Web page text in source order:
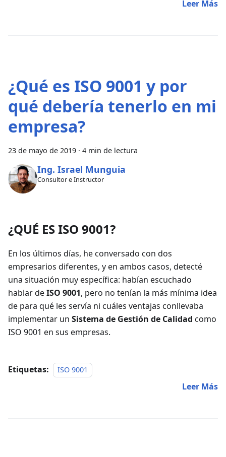
Leer Más
¿Qué es ISO 9001 y por
qué debería tenerlo en mi
empresa?
23 de mayo de 2019 · 4 min de lectura
Ing. Israel Munguia
Consultor e Instructor
¿QUÉ ES ISO 9001?
En los últimos días, he conversado con dos
empresarios diferentes, y en ambos casos, detecté
una situación muy específica: habían escuchado
hablar deISO 9001, pero no tenían la más mínima idea
de para qué les servía ni cuáles ventajas conllevaba
implementar un Sistema de Gestión de Calidad como
ISO 9001 en sus empresas.
Etiquetas: ISO 9001
Leer Más